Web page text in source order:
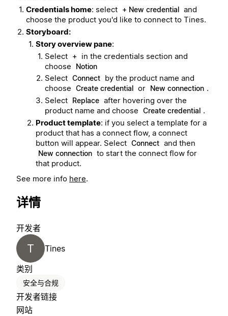
Credentials home: select + New credential and
choose the product you'd like to connect to Tines.
Storyboard:
Story overview pane:
Select +
in the credentials section and
choose
Notion
Select Connect by the product name and
choose
Create credential or New connection .
Select Replace after hovering over the
product name and choose
Create credential .
Product template: if you select a template for a
product that has a connect flow, a connect
button will appear. Select Connect and then
New connection to start the connect flow for
that product.
See more info here.
详情
开发者
T
Tines
类别
安全与合规
开发者链接
网站